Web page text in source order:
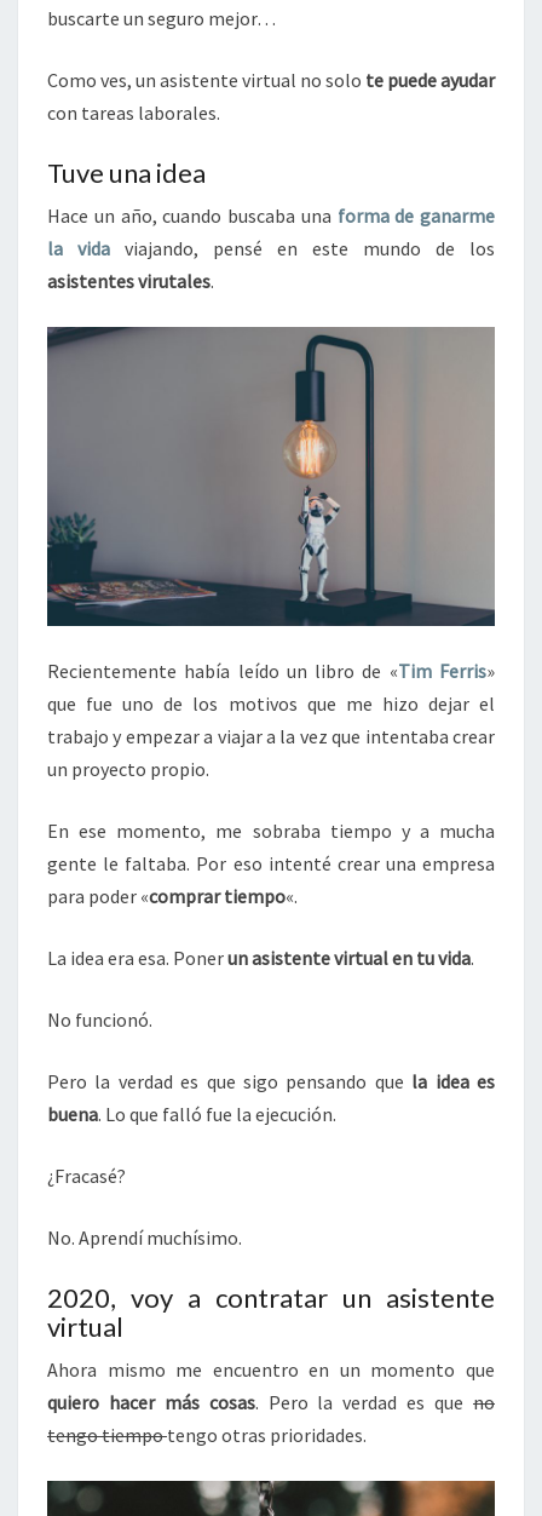
buscarte un seguro mejor…
Como ves, un asistente virtual no solo te puede ayudar
con tareas laborales.
Tuve una idea
Hace un año, cuando buscaba una forma de ganarme
la vida viajando, pensé en este mundo de los
asistentes virutales.
Recientemente había leído un libro de «Tim Ferris»
que fue uno de los motivos que me hizo dejar el
trabajo y empezar a viajar a la vez que intentaba crear
un proyecto propio.
En ese momento, me sobraba tiempo y a mucha
gente le faltaba. Por eso intenté crear una empresa
para poder «comprar tiempo«.
La idea era esa. Ponerun asistente virtual en tu vida.
No funcionó.
Pero la verdad es que sigo pensando que la idea es
buena. Lo que falló fue la ejecución.
¿Fracasé?
No. Aprendí muchísimo.
2020, voy a contratar un asistente
virtual
Ahora mismo me encuentro en un momento que
quiero hacer más cosas. Pero la verdad es queno
tengo tiempotengo otras prioridades.